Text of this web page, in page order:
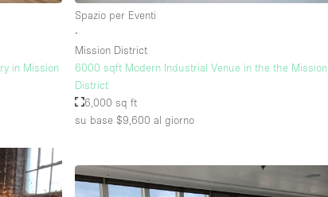
strada
in Mission
Spazio per Eventi
∙
Mission District
6000 sqft Modern Industrial Venue in the the Mission
District
6,000 sq ft
su base $9,600 al giorno